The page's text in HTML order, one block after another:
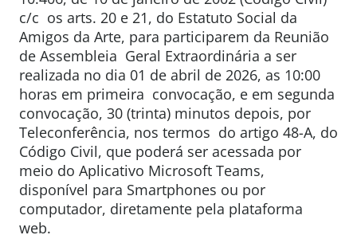
c/c os arts. 20 e 21, do Estatuto Social da
Amigos da Arte, para participarem da Reunião
de Assembleia Geral Extraordinária a ser
realizada no dia 01 de abril de 2026, as 10:00
horas em primeira convocação, e em segunda
convocação, 30 (trinta) minutos depois, por
Teleconferência, nos termos do artigo 48-A, do
Código Civil, que poderá ser acessada por
meio do Aplicativo Microsoft Teams,
disponível para Smartphones ou por
computador, diretamente pela plataforma
web.